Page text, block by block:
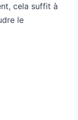
cela suffit à
le